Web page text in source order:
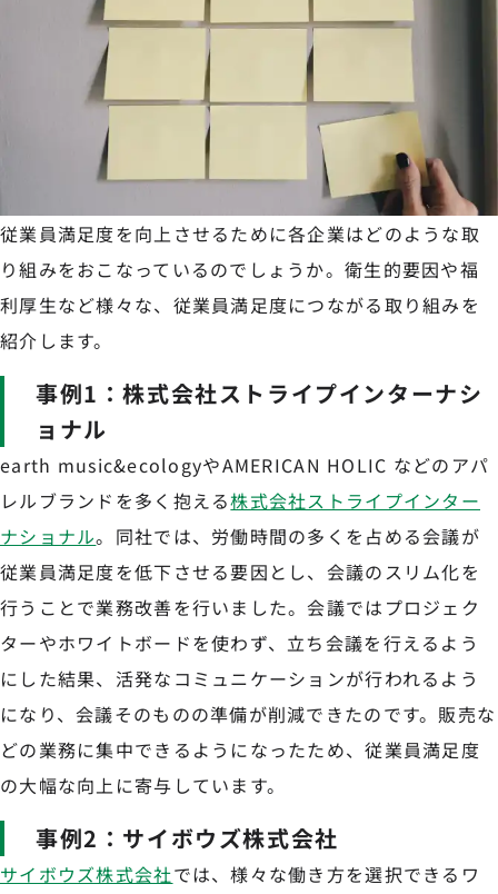
従業員満足度を向上させるために各企業はどのような取
り組みをおこなっているのでしょうか。衛生的要因や福
利厚生など様々な、従業員満足度につながる取り組みを
紹介します。
事例1：株式会社ストライプインターナシ
ョナル
earth music&ecologyやAMERICAN HOLIC などのアパ
レルブランドを多く抱える株式会社ストライプインター
ナショナル。同社では、労働時間の多くを占める会議が
従業員満足度を低下させる要因とし、会議のスリム化を
行うことで業務改善を行いました。会議ではプロジェク
ターやホワイトボードを使わず、立ち会議を行えるよう
にした結果、活発なコミュニケーションが行われるよう
になり、会議そのものの準備が削減できたのです。販売な
どの業務に集中できるようになったため、従業員満足度
の大幅な向上に寄与しています。
事例2：サイボウズ株式会社
サイボウズ株式会社では、様々な働き方を選択できるワ